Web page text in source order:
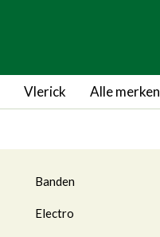
Vlerick Alle merken
Zadel
Banden
Electro